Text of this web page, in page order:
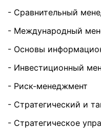
- Сравнительный
- Международный
- Основы
- Инвестиционный
- Риск-менеджмент
- Стратегический и
- Стратегическое